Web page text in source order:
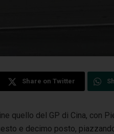
Share on Twitter
quello del GP di Cina, con
e decimo posto,